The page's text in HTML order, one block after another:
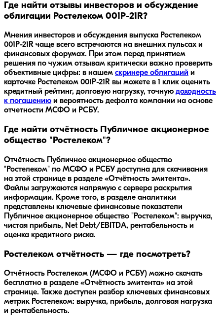
Где найти отзывы инвесторов и обсуждение
облигации Ростелеком 001P-21R?
Мнения инвесторов и обсуждения выпуска Ростелеком
001P-21R чаще всего встречаются на внешних пульсах и
финансовых форумах. При этом перед принятием
решения по чужим отзывам критически важно проверить
объективные цифры: в нашем скринере облигаций и
карточке Ростелеком 001P-21R вы можете в 1 клик оценить
кредитный рейтинг, долговую нагрузку, точную доходность
к погашению и вероятность дефолта компании на основе
отчетности МСФО и РСБУ.
Где найти отчётность Публичное акционерное
общество "Ростелеком"?
Отчётность Публичное акционерное общество
"Ростелеком" по МСФО и РСБУ доступна для скачивания
на этой странице в разделе «Отчётность эмитента».
Файлы загружаются напрямую с сервера раскрытия
информации. Кроме того, в разделе аналитики
представлены ключевые финансовые показатели
Публичное акционерное общество "Ростелеком": выручка,
чистая прибыль, Net Debt/EBITDA, рентабельность и
оценка кредитного риска.
Ростелеком отчётность — где посмотреть?
Отчётность Ростелеком (МСФО и РСБУ) можно скачать
бесплатно в разделе «Отчётность эмитента» на этой
странице. Также доступен разбор ключевых финансовых
метрик Ростелеком: выручка, прибыль, долговая нагрузка
и рентабельность.